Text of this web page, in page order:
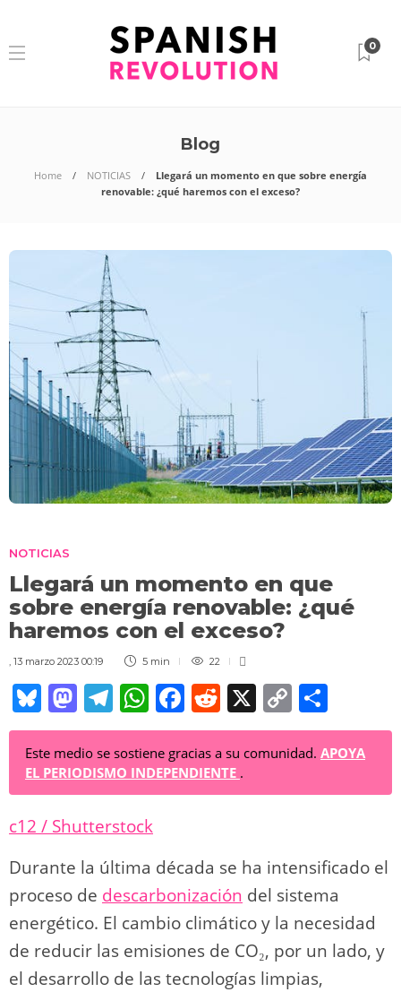
0
Blog
Home NOTICIAS
Llegará un momento en que sobre energía
renovable: ¿qué haremos con el exceso?
NOTICIAS
Llegará un momento en que
sobre energía renovable: ¿qué
haremos con el exceso?
, 13 marzo 2023 00:19 5 min 22
Bl
u
e
sk
y
M
a
st
o
d
o
n
T
el
e
gr
a
m
W
h
at
s
p
p
F
a
c
e
o
k
R
e
d
di
X C
o
p
k
o
m
Este medio se sostiene gracias a su comunidad. APOYA
EL PERIODISMO INDEPENDIENTE .
c12 / Shutterstock
Durante la última década se ha intensificado el
proceso de descarbonización del sistema
energético. El cambio climático y la necesidad
de reducir las emisiones de CO₂, por un lado, y
el desarrollo de las tecnologías limpias,